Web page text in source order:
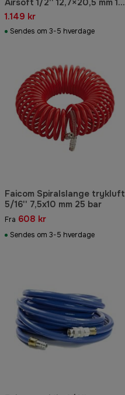
Airsoft 1/2'' 12,7×20,5 mm 16
bar 25 m
1.149 kr
Sendes om 3-5 hverdage
Faicom Spiralslange trykluft
5/16'' 7,5x10 mm 25 bar
Fra 608 kr
Sendes om 3-5 hverdage